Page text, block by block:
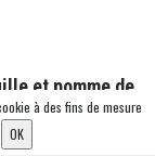
et pomme de
Lait y compris
à des fins de mesure
OK